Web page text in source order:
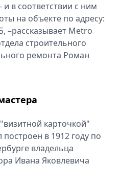
в соответствии с ним
на объекте по адресу:
–рассказывает Metro
строительного
ремонта Роман
карточкой"
в 1912 году по
владельца
Ивана Яковлевича